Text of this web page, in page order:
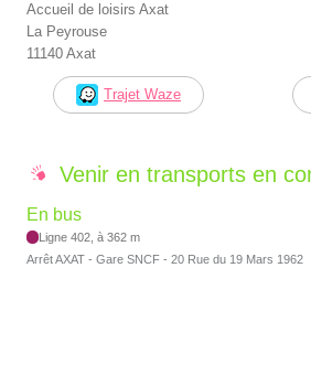
Accueil de loisirs Axat
La Peyrouse
11140 Axat
Trajet Waze
Venir en transports en
En bus
Ligne 402, à 362 m
Arrêt AXAT - Gare SNCF - 20 Rue du 19 Mars 1962